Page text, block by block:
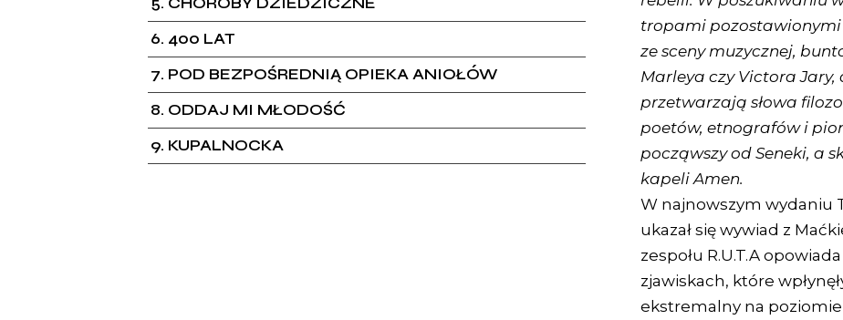
6 400 LAT
7 POD BEZPOŚREDNIĄ OPIEKA ANIOŁÓW
8 ODDAJ MI MŁODOŚĆ
9 KUPALNOCKA
tropami
ze sceny muzycznej,
Marleya czy Victora
przetwarzają słowa
poetów, etnografów i
począwszy od Seneki, a
kapeli Amen.
W najnowszym wydaniu
ukazał się wywiad z
zespołu R.U.T.A
zjawiskach, które
ekstremalny na